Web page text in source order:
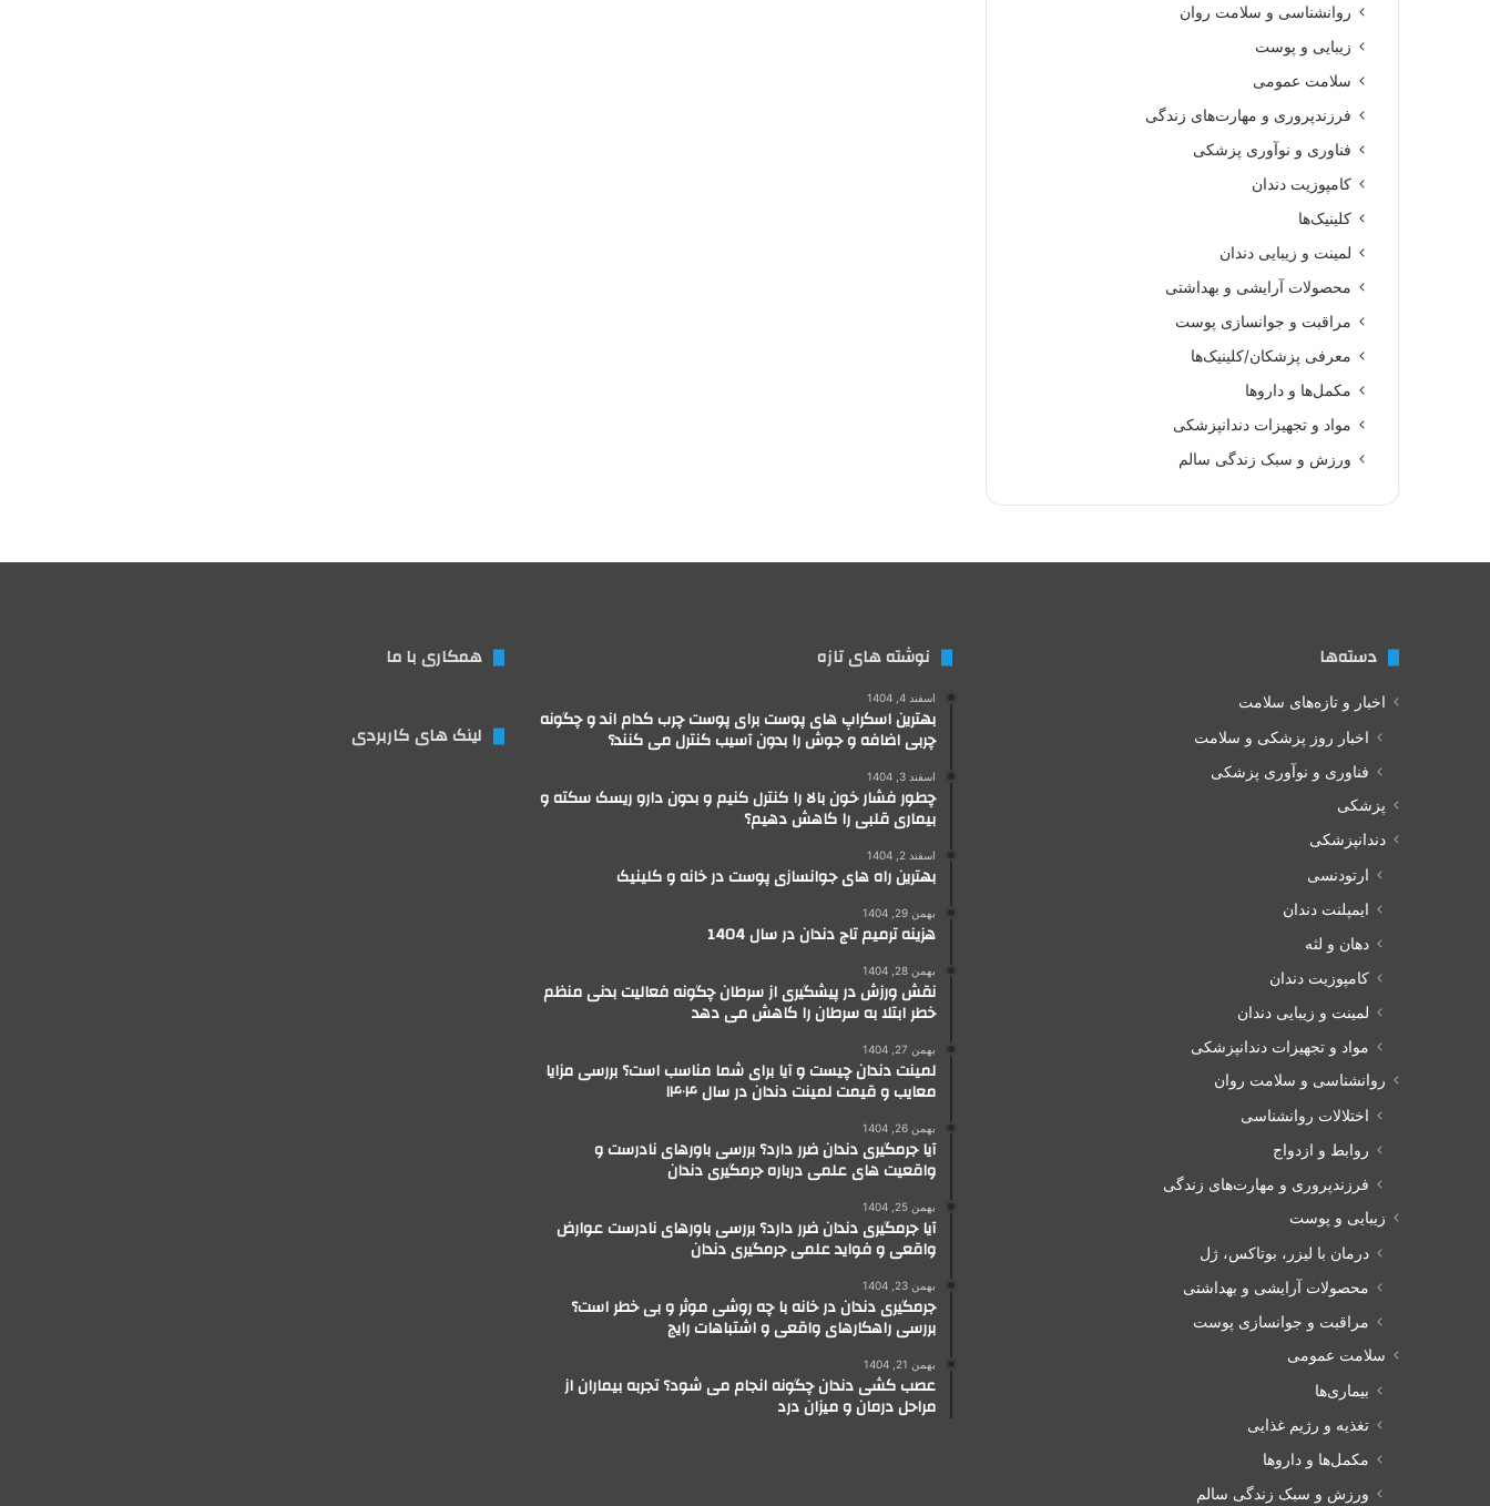
روانشناسی و سلامت روان
زیبایی و پوست
سلامت عمومی
فرزندپروری و مهارت‌های زندگی
فناوری و نوآوری پزشکی
کامپوزیت دندان
کلینیک‌ها
لمینت و زیبایی دندان
محصولات آرایشی و بهداشتی
مراقبت و جوانسازی پوست
معرفی پزشکان/کلینیک‌ها
مکمل‌ها و داروها
مواد و تجهیزات دندانپزشکی
ورزش و سبک زندگی سالم
دسته‌ها
اخبار و تازه‌های سلامت
اخبار روز پزشکی و سلامت
فناوری و نوآوری پزشکی
پزشکی
دندانپزشکی
ارتودنسی
ایمپلنت دندان
دهان و لثه
کامپوزیت دندان
لمینت و زیبایی دندان
مواد و تجهیزات دندانپزشکی
روانشناسی و سلامت روان
اختلالات روانشناسی
روابط و ازدواج
فرزندپروری و مهارت‌های زندگی
زیبایی و پوست
درمان با لیزر، بوتاکس، ژل
محصولات آرایشی و بهداشتی
مراقبت و جوانسازی پوست
سلامت عمومی
بیماری‌ها
تغذیه و رژیم غذایی
مکمل‌ها و داروها
ورزش و سبک زندگی سالم
نوشته های تازه
اسفند 4, 1404
بهترین اسکراپ های پوست برای پوست چرب کدام اند و چگونه
چربی اضافه و جوش را بدون آسیب کنترل می کنند؟
اسفند 3, 1404
چطور فشار خون بالا را کنترل کنیم و بدون دارو ریسک سکته و
بیماری قلبی را کاهش دهیم؟
اسفند 2, 1404
بهترین راه های جوانسازی پوست در خانه و کلینیک
بهمن 29, 1404
هزینه ترمیم تاج دندان در سال 1404
بهمن 28, 1404
نقش ورزش در پیشگیری از سرطان چگونه فعالیت بدنی منظم
خطر ابتلا به سرطان را کاهش می دهد
بهمن 27, 1404
لمینت دندان چیست و آیا برای شما مناسب است؟ بررسی مزایا
معایب و قیمت لمینت دندان در سال ۱۴۰۴
بهمن 26, 1404
آیا جرمگیری دندان ضرر دارد؟ بررسی باورهای نادرست و
واقعیت های علمی درباره جرمگیری دندان
بهمن 25, 1404
آیا جرمگیری دندان ضرر دارد؟ بررسی باورهای نادرست عوارض
واقعی و فواید علمی جرمگیری دندان
بهمن 23, 1404
جرمگیری دندان در خانه با چه روشی موثر و بی خطر است؟
بررسی راهکارهای واقعی و اشتباهات رایج
بهمن 21, 1404
عصب کشی دندان چگونه انجام می شود؟ تجربه بیماران از
مراحل درمان و میزان درد
همکاری با ما
لینک های کاربردی